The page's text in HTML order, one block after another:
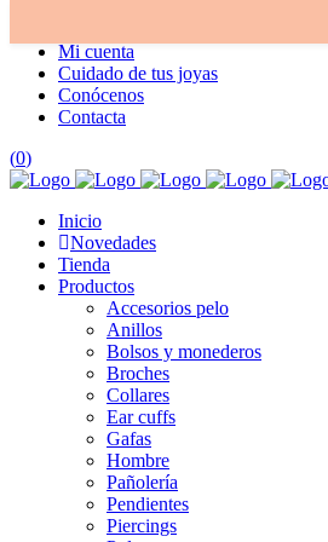
Mi cuenta
Cuidado de tus joyas
Conócenos
Contacta
(0)
Inicio
Novedades
Tienda
Productos
Accesorios pelo
Anillos
Bolsos y monederos
Broches
Collares
Ear cuffs
Gafas
Hombre
Pañolería
Pendientes
Piercings